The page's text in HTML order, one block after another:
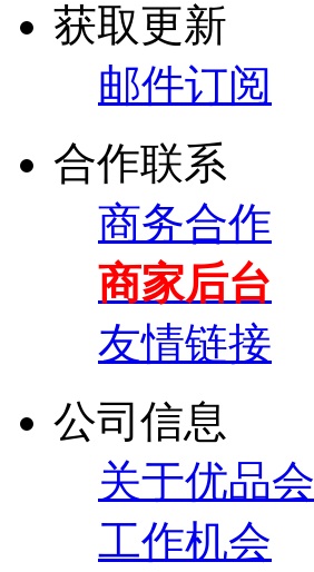
获取更新
邮件订阅
合作联系
商务合作
商家后台
友情链接
公司信息
关于优品会
工作机会